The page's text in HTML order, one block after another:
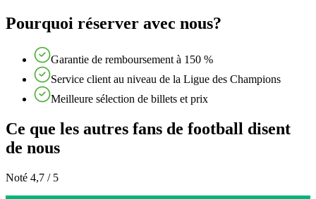
Pourquoi réserver avec nous?
Garantie de remboursement à 150 %
Service client au niveau de la Ligue des Champions
Meilleure sélection de billets et prix
Ce que les autres fans de football disent
de nous
Noté 4,7 / 5